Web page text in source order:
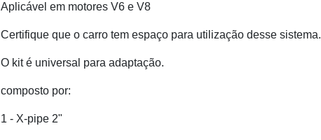
Aplicável em motores V6 e V8
Certifique que o carro tem espaço para utilização desse sistema.
O kit é universal para adaptação.
composto por:
1 - X-pipe 2"